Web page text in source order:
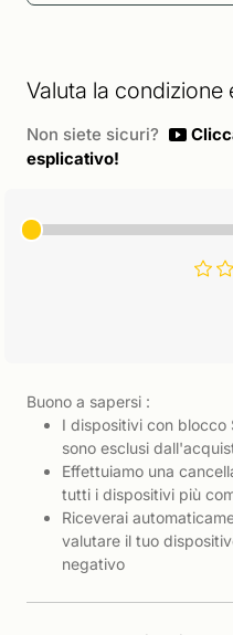
Valuta la condizione
Non siete sicuri?
esplicativo!
Buono a sapersi :
I dispositivi con blocco
sono esclusi
Effettuiamo una
tutti i dispositivi più
Riceverai
valutare il tuo
negativo